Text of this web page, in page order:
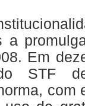
a
Em
STF
com